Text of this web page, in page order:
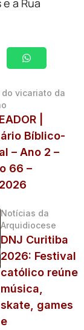
a Rua
vicariato da
|
Bíblico-
– Ano 2 –
66 –
Notícias da
Arquidiocese
DNJ Curitiba
2026: Festival
católico reúne
música,
skate, games
e